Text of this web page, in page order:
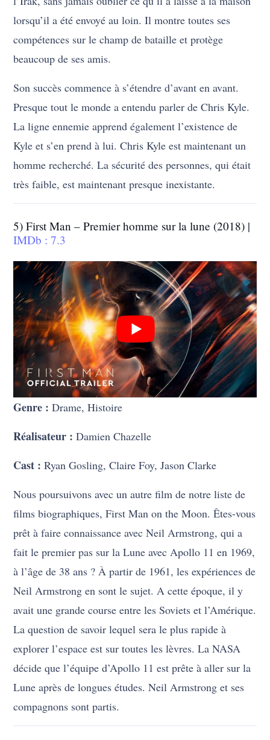
lorsqu’il a été envoyé au loin. Il montre toutes ses
compétences sur le champ de bataille et protège
beaucoup de ses amis.
Son succès commence à s’étendre d’avant en avant.
Presque tout le monde a entendu parler de Chris Kyle.
La ligne ennemie apprend également l’existence de
Kyle et s’en prend à lui. Chris Kyle est maintenant un
homme recherché. La sécurité des personnes, qui était
très faible, est maintenant presque inexistante.
5) First Man – Premier homme sur la lune (2018) |
IMDb : 7.3
Genre :Drame, Histoire
Réalisateur : Damien Chazelle
Cast :Ryan Gosling, Claire Foy, Jason Clarke
Nous poursuivons avec un autre film de notre liste de
films biographiques, First Man on the Moon. Êtes-vous
prêt à faire connaissance avec Neil Armstrong, qui a
fait le premier pas sur la Lune avec Apollo 11 en 1969,
à l’âge de 38 ans ? À partir de 1961, les expériences de
Neil Armstrong en sont le sujet. A cette époque, il y
avait une grande course entre les Soviets et l’Amérique.
La question de savoir lequel sera le plus rapide à
explorer l’espace est sur toutes les lèvres. La NASA
décide que l’équipe d’Apollo 11 est prête à aller sur la
Lune après de longues études. Neil Armstrong et ses
compagnons sont partis.